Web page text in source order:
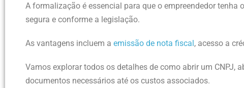
Impostos e tributos associados ao CNPJ: o que você
Como escolher o melhor regime tributário para o seu CNPJ
Vale a pena usar um coworking para abrir um CNPJ com
Como encerrar um CNPJ: procedimentos e implicações
A formalização é essencial para que o empreendedor tenha
segura e conforme a legislação.
As vantagens incluem a emissão de nota fiscal, acesso a
Vamos explorar todos os detalhes de como abrir um CNPJ,
documentos necessários até os custos associados.